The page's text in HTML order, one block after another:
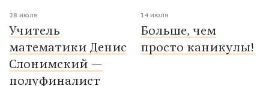
28 июля
Учитель
математики Денис
Слонимский —
полуфиналист
14 июля
Больше, чем
просто каникулы!